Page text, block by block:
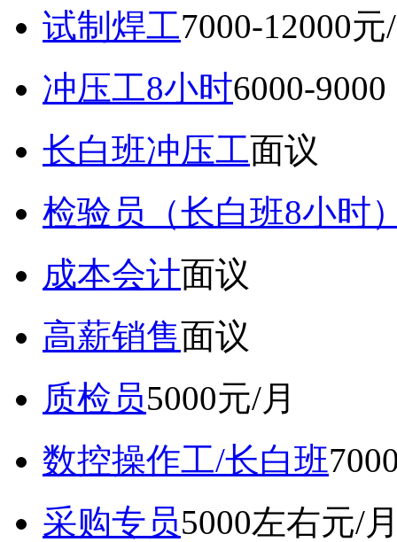
试制焊工7000-12000元
冲压工8小时6000-
长白班冲压工面议
检验员（长白班8小时
成本会计面议
高薪销售面议
质检员5000元/月
数控操作工/长白班
采购专员5000左右元/